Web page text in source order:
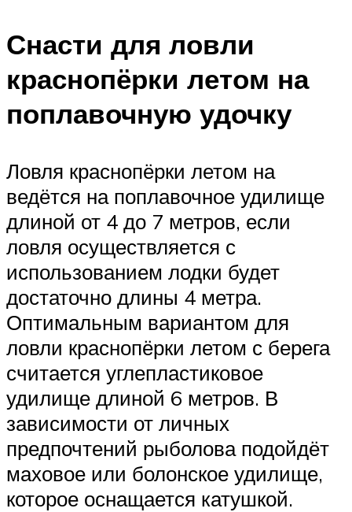
Снасти для ловли
краснопёрки летом на
поплавочную удочку
Ловля краснопёрки летом на
ведётся на поплавочное удилище
длиной от 4 до 7 метров, если
ловля осуществляется с
использованием лодки будет
достаточно длины 4 метра.
Оптимальным вариантом для
ловли краснопёрки летом с берега
считается углепластиковое
удилище длиной 6 метров. В
зависимости от личных
предпочтений рыболова подойдёт
маховое или болонское удилище,
которое оснащается катушкой.